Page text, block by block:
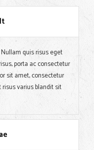
quis risus eget
porta ac consectetur
sit amet, consectetur
varius blandit sit